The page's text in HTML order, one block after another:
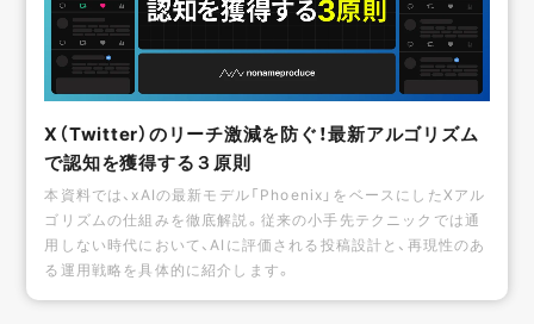
X（Twitter）のリーチ激減を防ぐ！最新アルゴリズム
で認知を獲得する３原則
本資料では、xAIの最新モデル「Phoenix」をベースにしたXアル
ゴリズムの仕組みを徹底解説。従来の小手先テクニックでは通
用しない時代において、AIに評価される投稿設計と、再現性のあ
る運用戦略を具体的に紹介します。